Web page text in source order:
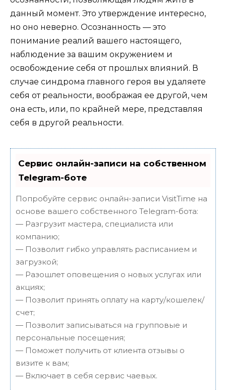
данный момент. Это утверждение интересно,
но оно неверно. Осознанность — это
понимание реалий вашего настоящего,
наблюдение за вашим окружением и
освобождение себя от прошлых влияний. В
случае синдрома главного героя вы удаляете
себя от реальности, воображая ее другой, чем
она есть, или, по крайней мере, представляя
себя в другой реальности.
Сервис онлайн-записи на собственном
Telegram-боте
Попробуйте сервис онлайн-записи VisitTime на
основе вашего собственного Telegram-бота:
— Разгрузит мастера, специалиста или
компанию;
— Позволит гибко управлять расписанием и
загрузкой;
— Разошлет оповещения о новых услугах или
акциях;
— Позволит принять оплату на карту/кошелек/
счет;
— Позволит записываться на групповые и
персональные посещения;
— Поможет получить от клиента отзывы о
визите к вам;
— Включает в себя сервис чаевых.